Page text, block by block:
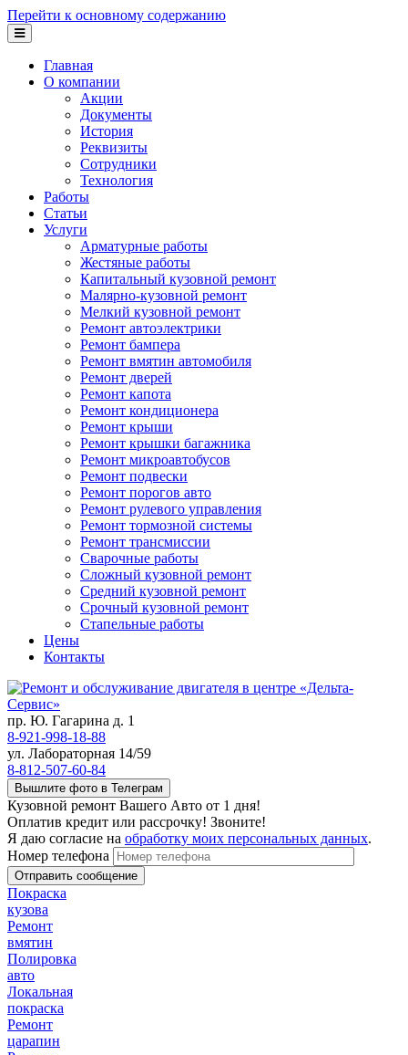
Перейти к основному содержанию
Главная
О компании
Акции
Документы
История
Реквизиты
Сотрудники
Технология
Работы
Статьи
Услуги
Арматурные работы
Жестяные работы
Капитальный кузовной ремонт
Малярно-кузовной ремонт
Мелкий кузовной ремонт
Ремонт автоэлектрики
Ремонт бампера
Ремонт вмятин автомобиля
Ремонт дверей
Ремонт капота
Ремонт кондиционера
Ремонт крыши
Ремонт крышки багажника
Ремонт микроавтобусов
Ремонт подвески
Ремонт порогов авто
Ремонт рулевого управления
Ремонт тормозной системы
Ремонт трансмиссии
Сварочные работы
Сложный кузовной ремонт
Средний кузовной ремонт
Срочный кузовной ремонт
Стапельные работы
Цены
Контакты
пр. Ю. Гагарина д. 1
8-921-998-18-88
ул. Лабораторная 14/59
8-812-507-60-84
Вышлите фото в Телеграм
Кузовной ремонт Вашего Авто от 1 дня!
Оплатив кредит или рассрочку! Звоните!
Я даю согласие на обработку моих персональных данных.
Номер телефона
Покраска
кузова
Ремонт
вмятин
Полировка
авто
Локальная
покраска
Ремонт
царапин